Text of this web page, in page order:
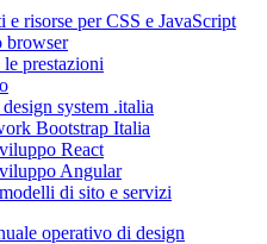
e risorse per CSS e JavaScript
browser
prestazioni
system .italia
Bootstrap Italia
React
Angular
di sito e servizi
operativo di design